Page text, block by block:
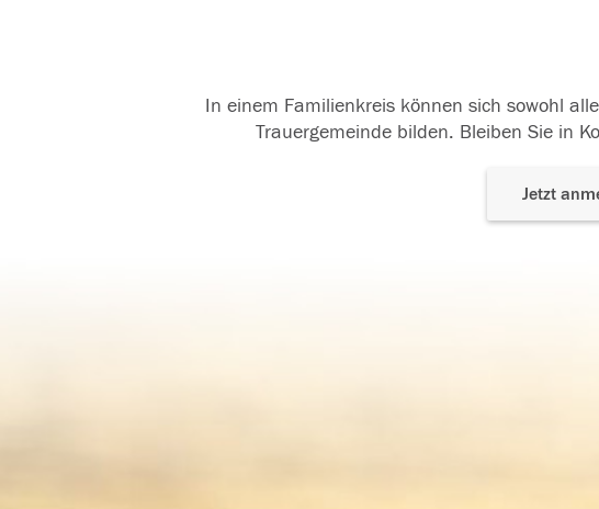
In einem Familienkreis können sich sowohl
Trauergemeinde bilden. Bleiben Sie in
Jetzt